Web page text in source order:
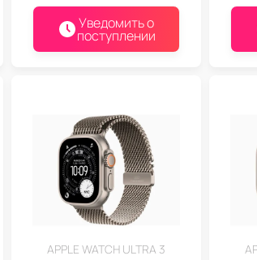
Уведомить о
поступлении
APPLE WATCH ULTRA 3